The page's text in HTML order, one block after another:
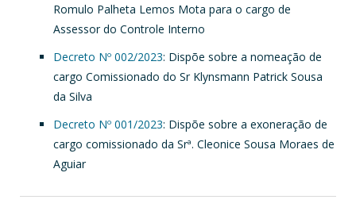
Romulo Palheta Lemos Mota para o cargo de
Assessor do Controle Interno
Decreto Nº 002/2023: Dispõe sobre a nomeação de
cargo Comissionado do Sr Klynsmann Patrick Sousa
da Silva
Decreto Nº 001/2023: Dispõe sobre a exoneração de
cargo comissionado da Srª. Cleonice Sousa Moraes de
Aguiar